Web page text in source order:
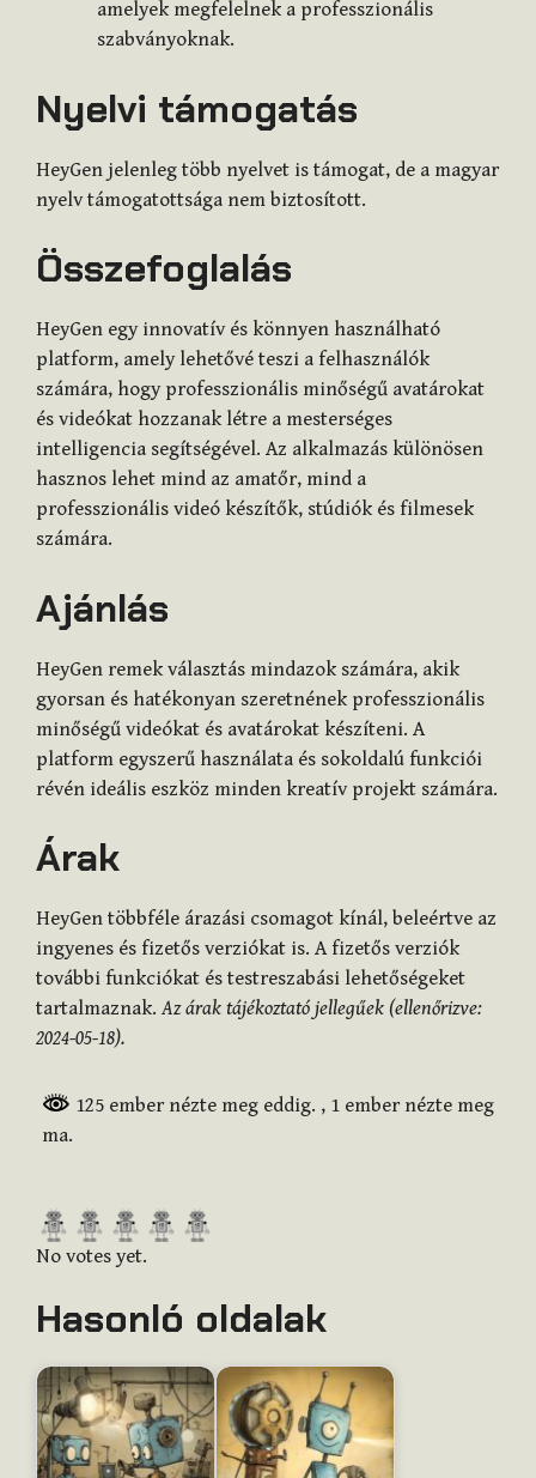
amelyek megfelelnek a professzionális
szabványoknak.
Nyelvi támogatás
HeyGen jelenleg több nyelvet is támogat, de a magyar
nyelv támogatottsága nem biztosított.
Összefoglalás
HeyGen egy innovatív és könnyen használható
platform, amely lehetővé teszi a felhasználók
számára, hogy professzionális minőségű avatárokat
és videókat hozzanak létre a mesterséges
intelligencia segítségével. Az alkalmazás különösen
hasznos lehet mind az amatőr, mind a
professzionális videó készítők, stúdiók és filmesek
számára.
Ajánlás
HeyGen remek választás mindazok számára, akik
gyorsan és hatékonyan szeretnének professzionális
minőségű videókat és avatárokat készíteni. A
platform egyszerű használata és sokoldalú funkciói
révén ideális eszköz minden kreatív projekt számára.
Árak
HeyGen többféle árazási csomagot kínál, beleértve az
ingyenes és fizetős verziókat is. A fizetős verziók
további funkciókat és testreszabási lehetőségeket
tartalmaznak.Az árak tájékoztató jellegűek (ellenőrizve:
2024-05-18).
125 ember nézte meg eddig. , 1 ember nézte meg
ma.
R
a
e
t
h
i
s
i
No votes yet.
Hasonló oldalak